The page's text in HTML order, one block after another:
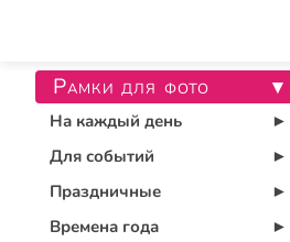
Рамки для фото ▾
На каждый день ▾
Для событий ▾
Праздничные ▾
Времена года ▾